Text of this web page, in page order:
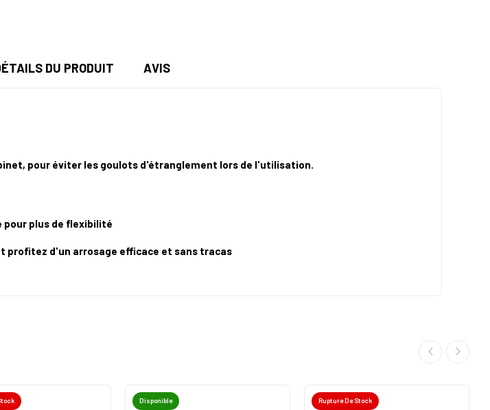
DU PRODUIT AVIS
pour éviter les goulots d'étranglement lors de l'utilisation.
pour plus de flexibilité
et profitez d'un arrosage efficace et sans tracas
Disponible Rupture De Stock